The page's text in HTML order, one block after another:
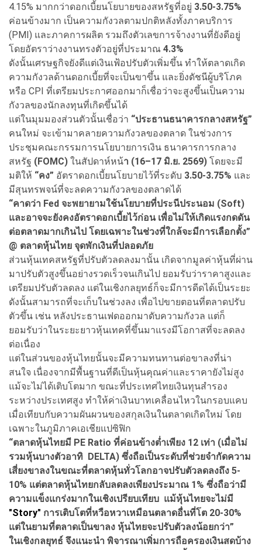
4.15% มากกว่าดอกเบี้ยนโยบายของสหรัฐที่อยู่ 3.50-3.75%
ค่อนข้างมาก เป็นความกังวลตามปกติหลังทั้งภาคบริการ
(PMI) และภาคการผลิต รวมถึงตัวเลขการจ้างงานที่ยังดีอยู่
โดยอัตราว่างงานทรงตัวอยู่ที่ประมาณ 4.3%
ดังนั้นเศรษฐกิจยังดีแต่เงินเฟ้อปรับตัวเพิ่มขึ้น ทำให้ตลาดเกิด
ความกังวลด้านดอกเบี้ยที่จะเป็นขาขึ้น และยิ่งดัชนีผู้บริโภค
หรือ CPI ที่เตรียมประกาศออกมาก็เชื่อว่าจะสูงขึ้นเป็นความ
กังวลของนักลงทุนที่เกิดขึ้นได้
แต่ในมุมมองส่วนตัวนั้นเชื่อว่า “ประธานธนาคารกลางสหรัฐ”
คนใหม่ จะเข้ามาคลายความกังวลของตลาด ในช่วงการ
ประชุมคณะกรรมการนโยบายการเงิน ธนาคารการกลาง
สหรัฐ (FOMC) ในสัปดาห์หน้า (16–17 มิ.ย. 2569) โดยจะมี
มติให้ “คง” อัตราดอกเบี้ยนโยบายไว้ที่ระดับ 3.50-3.75% และ
มีสุนทรพจน์ที่จะลดความกังวลของตลาดได้
“คาดว่า Fed จะพยายามใช้นโยบายที่ประนีประนอม (Soft)
และอาจจะยังคงอัตราดอกเบี้ยไว้ก่อน เพื่อไม่ให้เกิดแรงกดดัน
ต่อตลาดมากเกินไป โดยเฉพาะในช่วงที่ใกล้จะมีการเลือกตั้ง”
@ ตลาดหุ้นไทย จุดพักเงินที่ปลอดภัย
ส่วนหุ้นเทคสหรัฐที่ปรับตัวลดลงมานั้น เกิดจากมูลค่าหุ้นที่ผ่าน
มาปรับตัวสูงขึ้นอย่างรวดเร็วจนเกินไป ยอมรับว่าราคาสูงและ
เตรียมปรับตัวลดลง แต่ในเชิงกลยุทธ์ก็จะมีการดีดได้เป็นระยะ
ดังนั้นสามารถที่จะเก็บในช่วงลง เพื่อไปขายตอนที่ตลาดปรับ
ตัวขึ้น เช่น หลังประธานเฟดออกมาดับความกังวล แต่ก็
ยอมรับว่าในระยะยาวหุ้นเทคที่ขึ้นมาแรงมีโอกาสที่จะลดลง
ต่อเนื่อง
แต่ในส่วนของหุ้นไทยนั้นจะมีความทนทานต่อขาลงที่น่า
สนใจ เนื่องจากมีพื้นฐานที่ดีเป็นหุ้นคุณค่าและราคายังไม่สูง
แม้จะไม่ได้เติบโตมาก ขณะที่ประเทศไทยเงินทุนสำรอง
ระหว่างประเทศสูง ทำให้ค่าเงินบาทเคลื่อนไหวในกรอบแคบ
เมื่อเทียบกับความผันผวนของสกุลเงินในตลาดเกิดใหม่ โดย
เฉพาะในภูมิภาคเอเชียแปซิฟิก
“ตลาดหุ้นไทยมี PE Ratio ที่ค่อนข้างต่ำเพียง 12 เท่า (เมื่อไม่
รวมหุ้นบางตัวอาทิ DELTA) ซึ่งถือเป็นระดับที่ช่วยจำกัดความ
เสี่ยงขาลงในขณะที่ตลาดหุ้นทั่วโลกอาจปรับตัวลดลงถึง 5-
10% แต่ตลาดหุ้นไทยกลับลดลงเพียงประมาณ 1% ซึ่งถือว่ามี
ความแข็งแกร่งมากในเชิงเปรียบเทียบ แม้หุ้นไทยจะไม่มี
"Story" การเติบโตที่หวือหวาเหมือนตลาดอื่นที่โต 20-30%
แต่ในยามที่ตลาดเป็นขาลง หุ้นไทยจะปรับตัวลงน้อยกว่า”
ในเชิงกลยุทธ์ จึงแนะนำ พิจารณาเพิ่มการถือครองเงินสดบ้าง